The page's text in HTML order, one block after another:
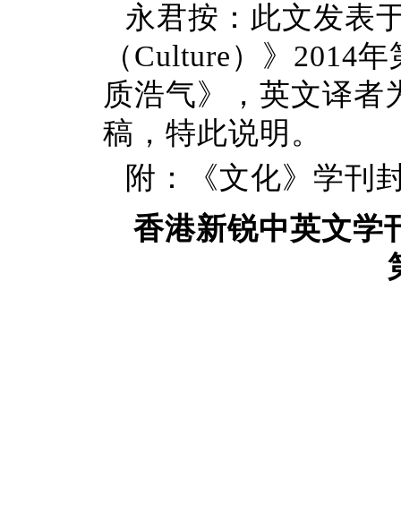
永君按：此文发表
（Culture）》2014
质浩气》，英文译者
稿，特此说明。
附：《文化》学刊
香港新锐中英文学